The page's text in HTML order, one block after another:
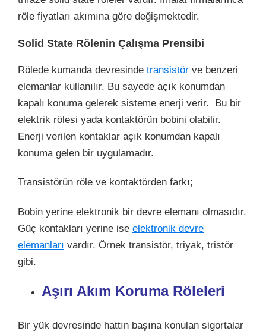
röle fiyatları akımına göre değişmektedir.
Solid State Rölenin Çalışma Prensibi
Rölede kumanda devresinde transistör ve benzeri
elemanlar kullanılır. Bu sayede açık konumdan
kapalı konuma gelerek sisteme enerji verir. Bu bir
elektrik rölesi yada kontaktörün bobini olabilir.
Enerji verilen kontaklar açık konumdan kapalı
konuma gelen bir uygulamadır.
Transistörün röle ve kontaktörden farkı;
Bobin yerine elektronik bir devre elemanı olmasıdır.
Güç kontakları yerine ise elektronik devre
elemanları vardır. Örnek transistör, triyak, tristör
gibi.
Aşırı Akım Koruma Röleleri
Bir yük devresinde hattın başına konulan sigortalar